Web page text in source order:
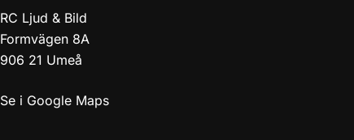
RC Ljud & Bild
Formvägen 8A
906 21 Umeå
Se i Google Maps